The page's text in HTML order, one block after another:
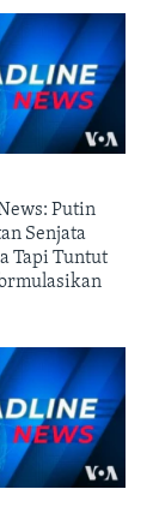
Putin
Senjata
Tapi Tuntut